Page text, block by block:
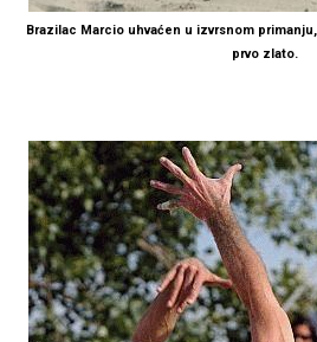
Brazilac Marcio uhvaćen u izvrsnom
prvo zlato.